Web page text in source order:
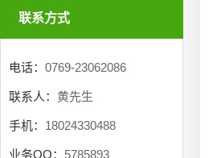
联系方式
电话： 0769-23062086
联系人： 黄先生
手机： 18024330488
业务QQ： 5785893